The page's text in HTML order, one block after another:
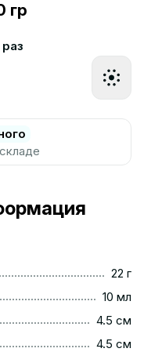
гр
22 г
10 мл
4.5 см
4.5 см